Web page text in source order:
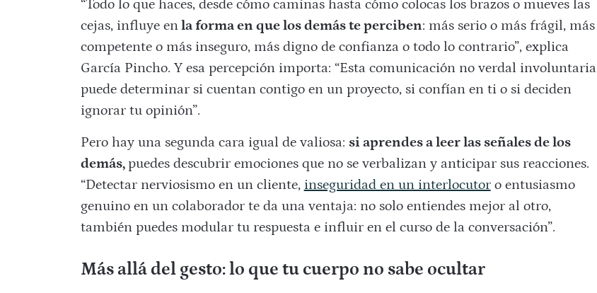
“Todo lo que haces, desde cómo caminas hasta cómo colocas los brazos o mueves las
cejas, influye enla forma en que los demás te perciben: más serio o más frágil, más
competente o más inseguro, más digno de confianza o todo lo contrario”, explica
García Pincho. Y esa percepción importa: “Esta comunicación no verdal involuntaria
puede determinar si cuentan contigo en un proyecto, si confían en ti o si deciden
ignorar tu opinión”.
Pero hay una segunda cara igual de valiosa: si aprendes a leer las señales de los
demás, puedes descubrir emociones que no se verbalizan y anticipar sus reacciones.
“Detectar nerviosismo en un cliente, inseguridad en un interlocutoro entusiasmo
genuino en un colaborador te da una ventaja: no solo entiendes mejor al otro,
también puedes modular tu respuesta e influir en el curso de la conversación”.
Más allá del gesto: lo que tu cuerpo no sabe ocultar